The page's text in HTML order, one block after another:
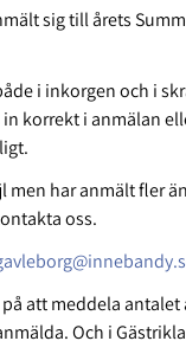
sig till årets
i inkorgen och i
korrekt i anmälan
har anmält fler
oss.
att meddela
Och i